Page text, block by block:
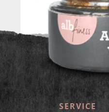
SERVICE